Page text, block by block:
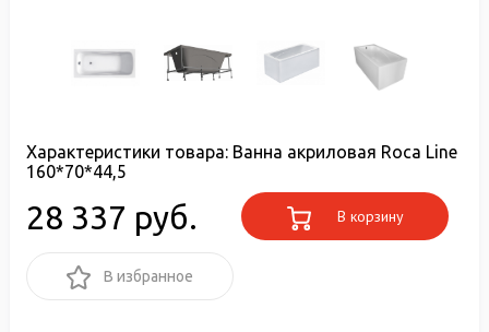
Характеристики товара: Ванна акриловая Roca Line
160*70*44,5
28 337 руб. В корзину
В избранное